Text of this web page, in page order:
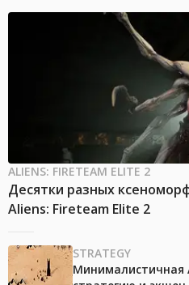
ALIENS: FIRETEAM ELITE 2
Десятки разных
Aliens: Fireteam Elite 2
STRATEGY
Минималистичная